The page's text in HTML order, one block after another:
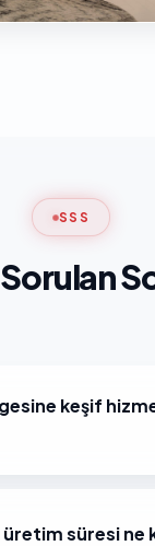
SSS
keşif
üretim süresi ne